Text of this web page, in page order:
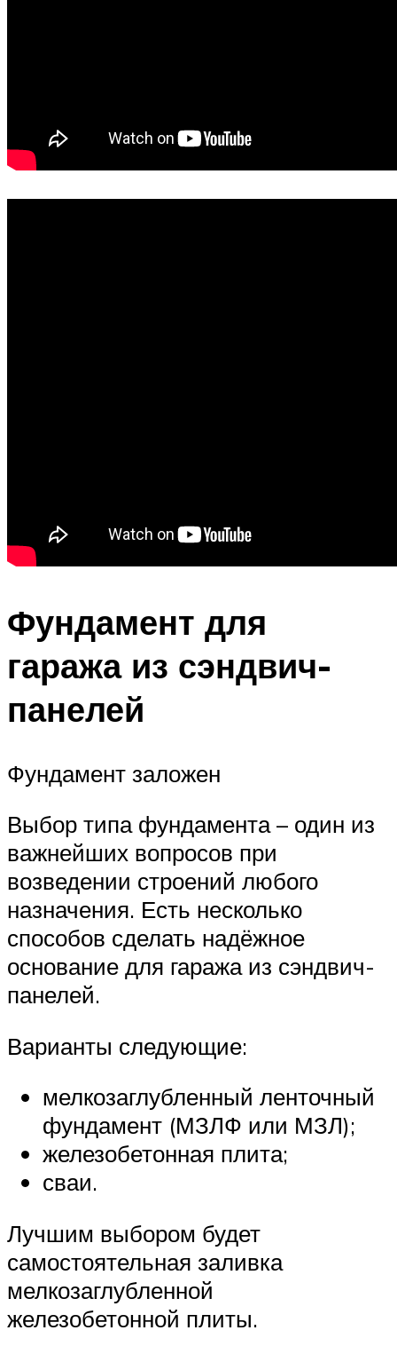
Фундамент для
гаража из сэндвич-
панелей
Фундамент заложен
Выбор типа фундамента – один из
важнейших вопросов при
возведении строений любого
назначения. Есть несколько
способов сделать надёжное
основание для гаража из сэндвич-
панелей.
Варианты следующие:
мелкозаглубленный ленточный
фундамент (МЗЛФ или МЗЛ);
железобетонная плита;
сваи.
Лучшим выбором будет
самостоятельная заливка
мелкозаглубленной
железобетонной плиты.